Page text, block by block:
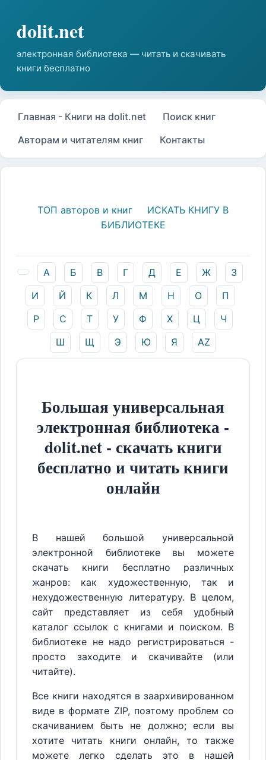
Главная - Книги на dolit.net
Поиск книг
Авторам и читателям книг
Контакты
ТОП авторов и книг
ИСКАТЬ КНИГУ В
БИБЛИОТЕКЕ
А Б В Г Д Е Ж
З
И
Й К Л М Н О
П
Р
С Т У Ф Х Ц
Ч
Ш
Щ Э Ю Я AZ
Большая универсальная
электронная библиотека -
dolit.net - скачать книги
бесплатно и читать книги
онлайн
В нашей большой универсальной
электронной библиотеке вы можете
скачать книги бесплатно различных
жанров: как художественную, так и
нехудожественную литературу. В целом,
сайт представляет из себя удобный
каталог ссылок с книгами и поиском. В
библиотеке не надо регистрироваться -
просто заходите и скачивайте (или
читайте).
Все книги находятся в заархивированном
виде в формате ZIP, поэтому проблем со
скачиванием быть не должно; если вы
хотите читать книги онлайн, то также
можете легко сделать это в нашей